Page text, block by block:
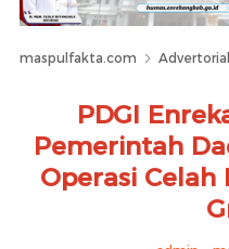
maspulfakta.com Advertorial
PDGI
Pemerintah
Operasi